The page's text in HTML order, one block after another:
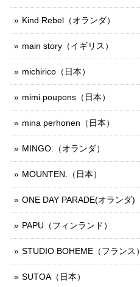
Kind Rebel（オランダ）
main story（イギリス）
michirico（日本）
mimi poupons（日本）
mina perhonen（日本）
MINGO.（オランダ）
MOUNTEN.（日本）
ONE DAY PARADE(オランダ)
PAPU（フィンランド）
STUDIO BOHEME（フランス）
SUTOA（日本）